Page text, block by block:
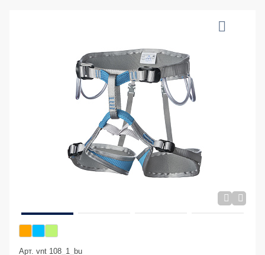
Арт. vnt 108_1_bu